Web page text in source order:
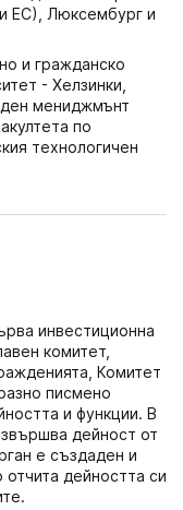
ЕС), Люксембург и
и гражданско
- Хелзинки,
мениджмънт
по
технологичен
инвестиционна
комитет,
Комитет
писмено
и функции. В
дейност от
е създаден и
дейността си